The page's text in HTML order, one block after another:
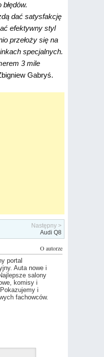
dać satysfakcję
efektywny styl
przełoży się na
specjalnych.
3 mile
Gabryś.
Następny >
Audi Q8
O autorze
portal
Auta nowe i
salony
komisy i
i
fachowców.